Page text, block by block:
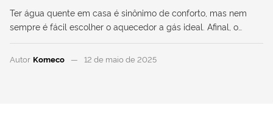
Ter água quente em casa é sinônimo de conforto, mas nem
sempre é fácil escolher o aquecedor a gás ideal. Afinal, o…
Autor Komeco 12 de maio de 2025